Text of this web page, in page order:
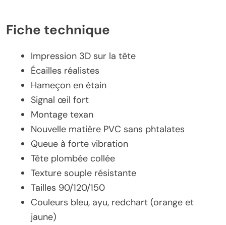
Fiche technique
Impression 3D sur la tête
Écailles réalistes
Hameçon en étain
Signal œil fort
Montage texan
Nouvelle matière PVC sans phtalates
Queue à forte vibration
Tête plombée collée
Texture souple résistante
Tailles 90/120/150
Couleurs bleu, ayu, redchart (orange et
jaune)